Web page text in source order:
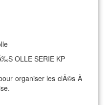
OLLE SERIE KP
organiser les clÃ©s Ã